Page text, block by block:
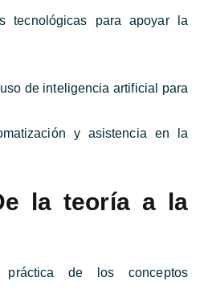
tecnológicas para apoyar la
de inteligencia artificial para
y asistencia en la
la teoría a la
práctica de los conceptos